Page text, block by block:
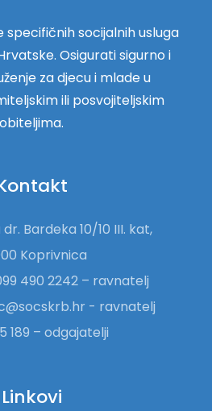
specifičnih socijalnih usluga
Osigurati sigurno i
za djecu i mlade u
ili posvojiteljskim
obiteljima.
Bardeka 10/10 III. kat,
Koprivnica
490 2242 – ravnatelj
- ravnatelj
189 – odgajatelji
Linkovi